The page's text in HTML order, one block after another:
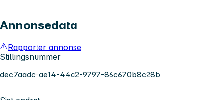
Annonsedata
Rapporter annonse
Stillingsnummer
dec7aadc-ae14-44a2-9797-86c670b8c28b